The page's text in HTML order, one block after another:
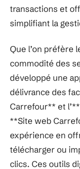
transactions et
simplifiant la
Que l’on préfère
commodité des
développé une
délivrance des
Carrefour** et
**Site web
expérience en
télécharger ou
clics. Ces outils